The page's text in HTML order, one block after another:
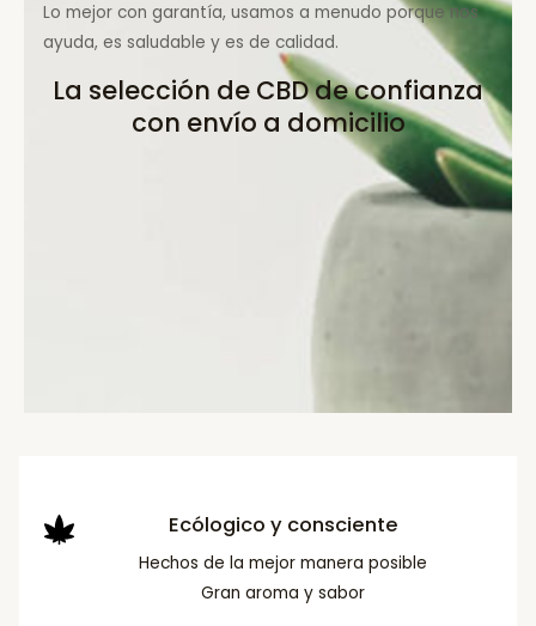
Lo mejor con garantía, usamos a menudo porque nos
ayuda, es saludable y es de calidad.
La selección de CBD de confianza
con envío a domicilio
Ecólogico y consciente
Hechos de la mejor manera posible
Gran aroma y sabor